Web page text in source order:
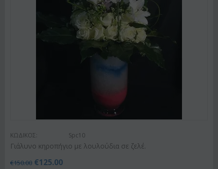
ΚΩΔΙΚΟΣ: Spc10
Γιάλυνο κηροπήγιο με λουλούδια σε ζελέ.
€150.00 €125.00